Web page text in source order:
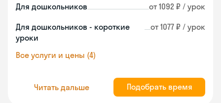
Для дошкольников от 1092 ₽ / урок
Для дошкольников - короткие
уроки
от 1077 ₽ / урок
Все услуги и цены (4)
Читать дальше Подобрать время